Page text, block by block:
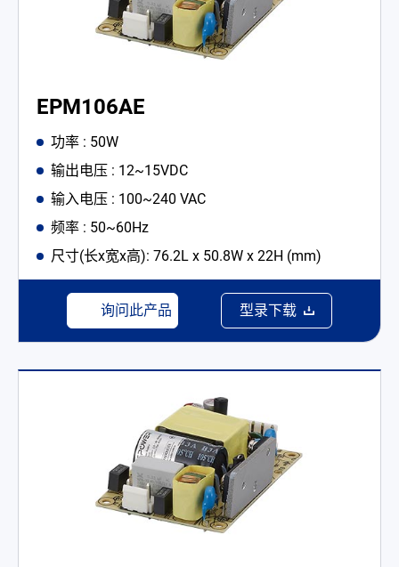
EPM106AE
功率 : 50W
输出电压 : 12~15VDC
输入电压 : 100~240 VAC
频率 : 50~60Hz
尺寸(长x宽x高): 76.2L x 50.8W x 22H (mm)
询问此产品 型录下载